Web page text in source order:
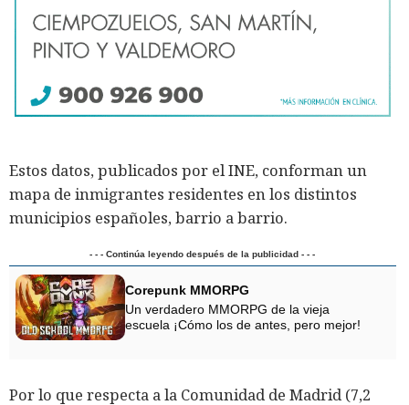
Estos datos, publicados por el INE, conforman un
mapa de inmigrantes residentes en los distintos
municipios españoles, barrio a barrio.
- - - Continúa leyendo después de la publicidad - - -
Corepunk MMORPG
Un verdadero MMORPG de la vieja
escuela ¡Cómo los de antes, pero mejor!
Por lo que respecta a la Comunidad de Madrid (7,2